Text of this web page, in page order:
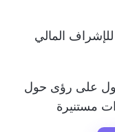
المالي
على رؤى حول
مستنيرة